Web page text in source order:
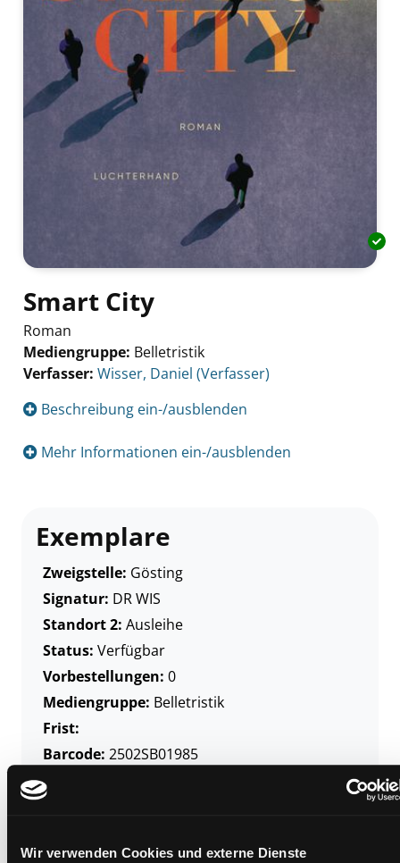
Wir verwenden Cookies und externe Dienste
Smart City
Roman
Mediengruppe: Belletristik
Verfasser: Suche nach diesem Verfasser
Wisser, Daniel (Verfasser)
Beschreibung ein-/ausblenden
Mehr Informationen ein-/ausblenden
Exemplare
Zweigstelle: Gösting
Signatur: DR WIS
Standort 2: Ausleihe
Status: Verfügbar
Vorbestellungen: 0
Mediengruppe: Belletristik
Frist:
Barcode: 2502SB01985
Standort 3: